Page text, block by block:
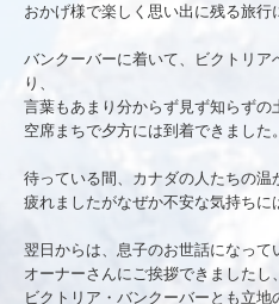
おかげ様で楽しく思い出に残る旅行
バンクーバーに着いて、ビクトリ
り、
言葉もあまり分からず見ず知らずの
空席まちで夕方には到着できました。
待っている間、カナダの人たちの温
疲れましたがなぜか不安な気持ちに
翌日からは、息子のお世話になって
オーナーさんにご挨拶できましたし、
ビクトリア・バンクーバーとも立